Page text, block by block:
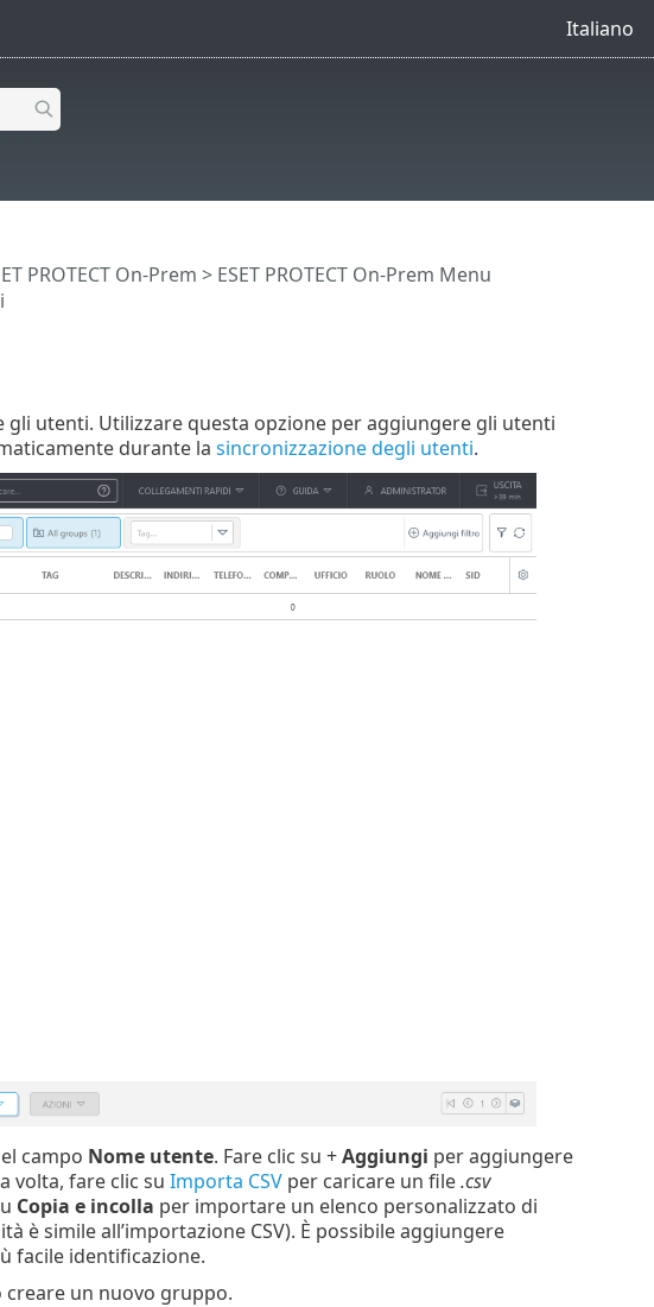
Italiano
PROTECT On-Prem > ESET PROTECT On-Prem Menu
gli utenti. Utilizzare questa opzione per aggiungere gli utenti
durante la sincronizzazione degli utenti.
campo Nome utente. Fare clic su +Aggiungi per aggiungere
volta, fare clic su Importa CSVper caricare un file.csv
Copia e incolla per importare un elenco personalizzato di
simile all’importazione CSV). È possibile aggiungere
facile identificazione.
un nuovo gruppo.